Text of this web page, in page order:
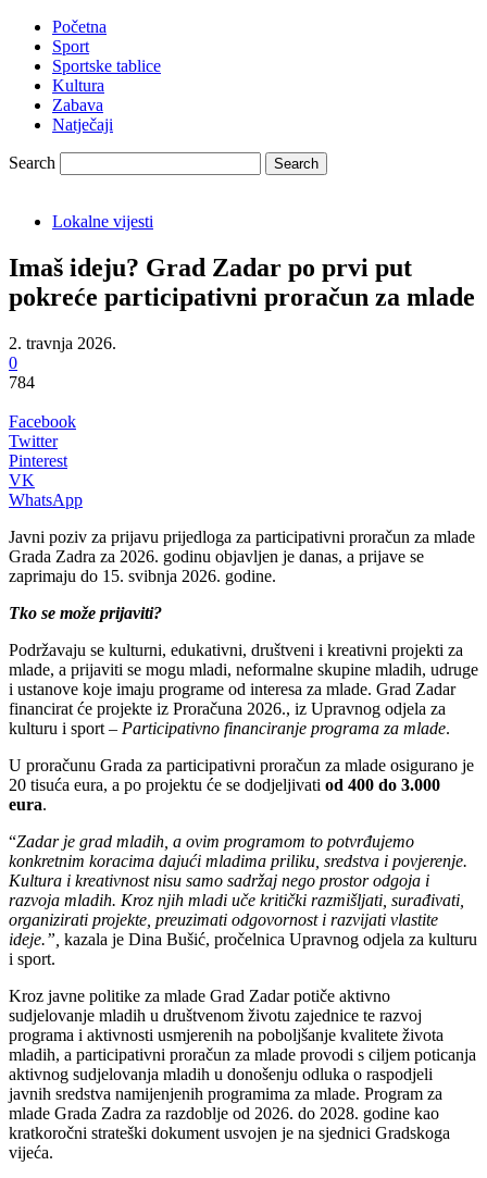
Početna
Sport
Sportske tablice
Kultura
Zabava
Natječaji
Search
Lokalne vijesti
Imaš ideju? Grad Zadar po prvi put
pokreće participativni proračun za mlade
2. travnja 2026.
0
784
Facebook
Twitter
Pinterest
VK
WhatsApp
Javni poziv za prijavu prijedloga za participativni proračun za mlade
Grada Zadra za 2026. godinu objavljen je danas, a prijave se
zaprimaju do 15. svibnja 2026. godine.
Tko se može prijaviti?
Podržavaju se kulturni, edukativni, društveni i kreativni projekti za
mlade, a prijaviti se mogu mladi, neformalne skupine mladih, udruge
i ustanove koje imaju programe od interesa za mlade. Grad Zadar
financirat će projekte iz Proračuna 2026., iz Upravnog odjela za
kulturu i sport – Participativno financiranje programa za mlade.
U proračunu Grada za participativni proračun za mlade osigurano je
20 tisuća eura, a po projektu će se dodjeljivati od 400 do 3.000
eura.
“Zadar je grad mladih, a ovim programom to potvrđujemo
konkretnim koracima dajući mladima priliku, sredstva i povjerenje.
Kultura i kreativnost nisu samo sadržaj nego prostor odgoja i
razvoja mladih. Kroz njih mladi uče kritički razmišljati, surađivati,
organizirati projekte, preuzimati odgovornost i razvijati vlastite
ideje.”, kazala je Dina Bušić, pročelnica Upravnog odjela za kulturu
i sport.
Kroz javne politike za mlade Grad Zadar potiče aktivno
sudjelovanje mladih u društvenom životu zajednice te razvoj
programa i aktivnosti usmjerenih na poboljšanje kvalitete života
mladih, a participativni proračun za mlade provodi s ciljem poticanja
aktivnog sudjelovanja mladih u donošenju odluka o raspodjeli
javnih sredstva namijenjenih programima za mlade. Program za
mlade Grada Zadra za razdoblje od 2026. do 2028. godine kao
kratkoročni strateški dokument usvojen je na sjednici Gradskoga
vijeća.